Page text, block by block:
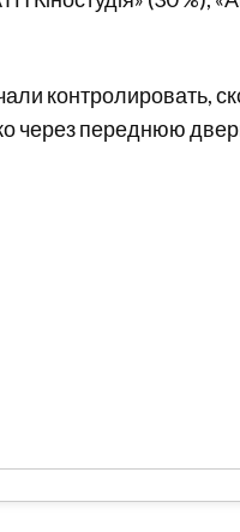
контролировать,
через переднюю